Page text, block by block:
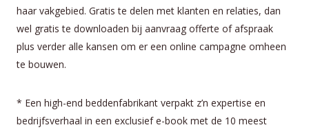
haar vakgebied. Gratis te delen met klanten en relaties, dan
wel gratis te downloaden bij aanvraag offerte of afspraak
plus verder alle kansen om er een online campagne omheen
te bouwen.
* Een high-end beddenfabrikant verpakt z’n expertise en
bedrijfsverhaal in een exclusief e-book met de 10 meest